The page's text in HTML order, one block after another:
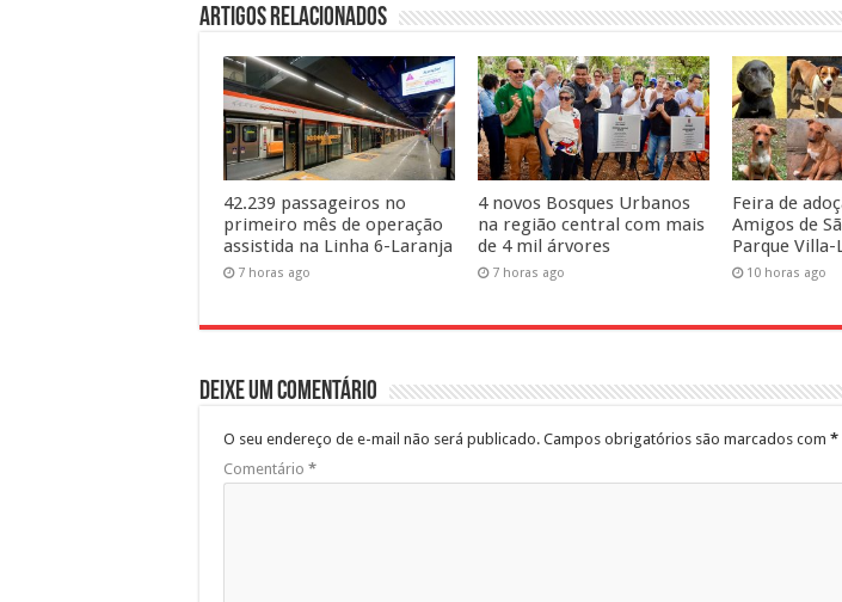
Artigos Relacionados
42.239 passageiros no
primeiro mês de operação
assistida na Linha 6-Laranja
7 horas ago
4 novos Bosques Urbanos
na região central com mais
de 4 mil árvores
7 horas ago
Feira de
Amigos de
Parque Villa-
10 horas ago
Deixe um comentário
O seu endereço de e-mail não será publicado. Campos obrigatórios são marcados com *
Comentário *